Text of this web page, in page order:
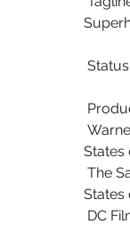
States
States
DC